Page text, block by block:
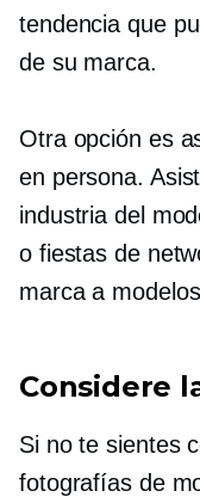
tendencia que
de su marca.
Otra opción es
en persona.
industria del
o fiestas de
marca a
Considere
Si no te sientes
fotografías de